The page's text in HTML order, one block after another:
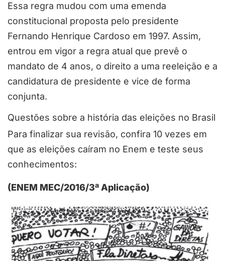
Essa regra mudou com uma emenda
constitucional proposta pelo presidente
Fernando Henrique Cardoso em 1997. Assim,
entrou em vigor a regra atual que prevê o
mandato de 4 anos, o direito a uma reeleição e a
candidatura de presidente e vice de forma
conjunta.
Questões sobre a história das eleições no Brasil
Para finalizar sua revisão, confira 10 vezes em
que as eleições caíram no Enem e teste seus
conhecimentos:
(ENEM MEC/2016/3ª Aplicação)